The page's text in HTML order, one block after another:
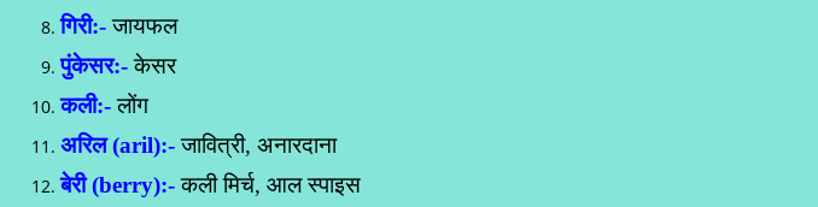
गिरी:- जायफल
पुंकेसर:-केसर
कली:-लोंग
अरिल (aril):-जावित्री, अनारदाना
बेरी (berry):- कली मिर्च, आल स्पाइस